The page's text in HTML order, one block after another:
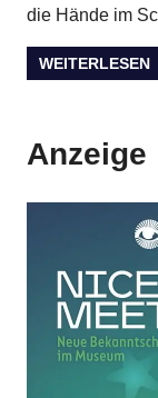
die Hände im
WEITERLESEN
Anzeige